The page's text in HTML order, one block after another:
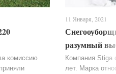
комиссию
11 Января, 2021
разумный
бюджетной
Компания Stiga
лет. Марка